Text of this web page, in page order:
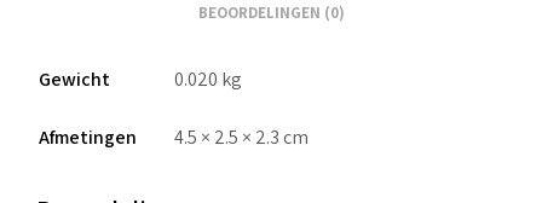
BEOORDELINGEN (0)
Gewicht 0.020 kg
Afmetingen 4.5 × 2.5 × 2.3 cm